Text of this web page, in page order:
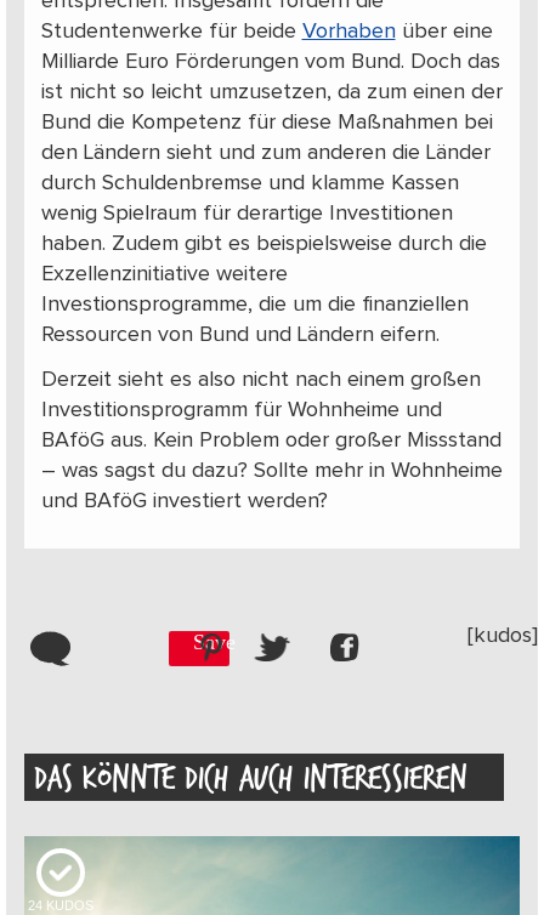
Studentenwerke für beide Vorhabenüber eine
Milliarde Euro Förderungen vom Bund. Doch das
ist nicht so leicht umzusetzen, da zum einen der
Bund die Kompetenz für diese Maßnahmen bei
den Ländern sieht und zum anderen die Länder
durch Schuldenbremse und klamme Kassen
wenig Spielraum für derartige Investitionen
haben. Zudem gibt es beispielsweise durch die
Exzellenzinitiative weitere
Investionsprogramme, die um die finanziellen
Ressourcen von Bund und Ländern eifern.
Derzeit sieht es also nicht nach einem großen
Investitionsprogramm für Wohnheime und
BAföG aus. Kein Problem oder großer Missstand
– was sagst du dazu? Sollte mehr in Wohnheime
und BAföG investiert werden?
Save [kudos]
DAS KÖNNTE DICH AUCH INTERESSIEREN
24 KUDOS